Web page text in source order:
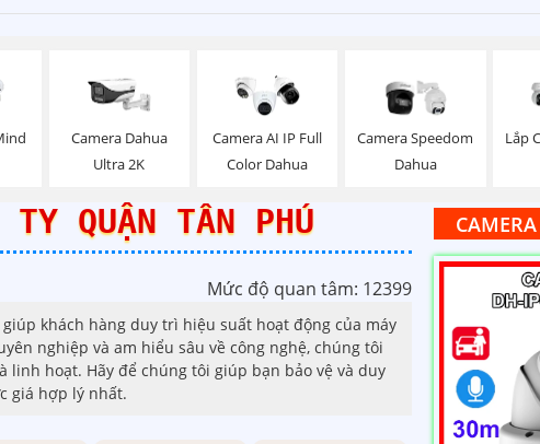
Camera Dahua
Ultra 2K
Camera AI IP Full
Color Dahua
Camera Speedom
Dahua
Lắp
QUẬN TÂN PHÚ
Mức độ quan tâm: 12399
khách hàng duy trì hiệu suất hoạt động của máy
nghiệp và am hiểu sâu về công nghệ, chúng tôi
linh hoạt. Hãy để chúng tôi giúp bạn bảo vệ và duy
giá hợp lý nhất.